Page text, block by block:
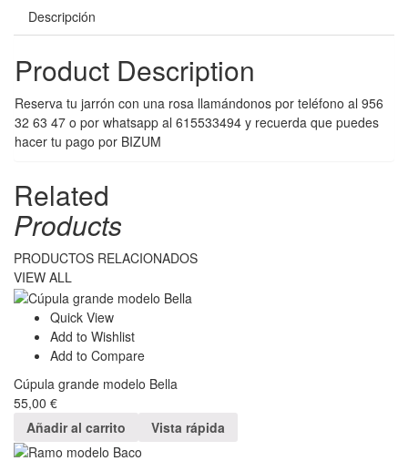
Descripción
Product Description
Reserva tu jarrón con una rosa llamándonos por teléfono al 956
32 63 47 o por whatsapp al 615533494 y recuerda que puedes
hacer tu pago por BIZUM
Related
Products
PRODUCTOS RELACIONADOS
VIEW ALL
Quick View
Add to Wishlist
Add to Compare
Cúpula grande modelo Bella
55,00 €
Añadir al carrito
Vista rápida